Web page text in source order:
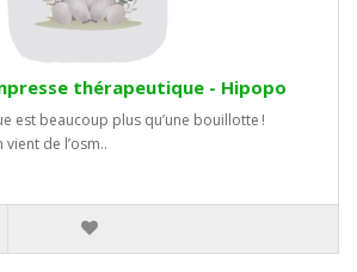
thérapeutique - Hipopo
est beaucoup plus qu’une bouillotte !
vient de l’osm..